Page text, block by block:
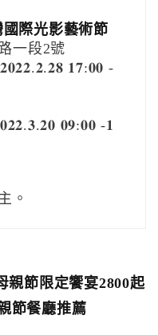
際光影藝術節
一段2號
𝟏𝟕:𝟎𝟎 -
𝟎𝟗:𝟎𝟎 -𝟏
。
親節限定饗宴2800起
節餐廳推薦